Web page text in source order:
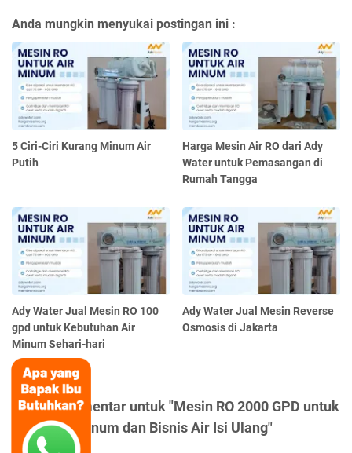
Anda mungkin menyukai postingan ini :
5 Ciri-Ciri Kurang Minum Air
Putih
Harga Mesin Air RO dari Ady
Water untuk Pemasangan di
Rumah Tangga
Ady Water Jual Mesin RO 100
gpd untuk Kebutuhan Air
Minum Sehari-hari
Ady Water Jual Mesin Reverse
Osmosis di Jakarta
Posting Komentar untuk "Mesin RO 2000 GPD untuk
Depot Air Minum dan Bisnis Air Isi Ulang"